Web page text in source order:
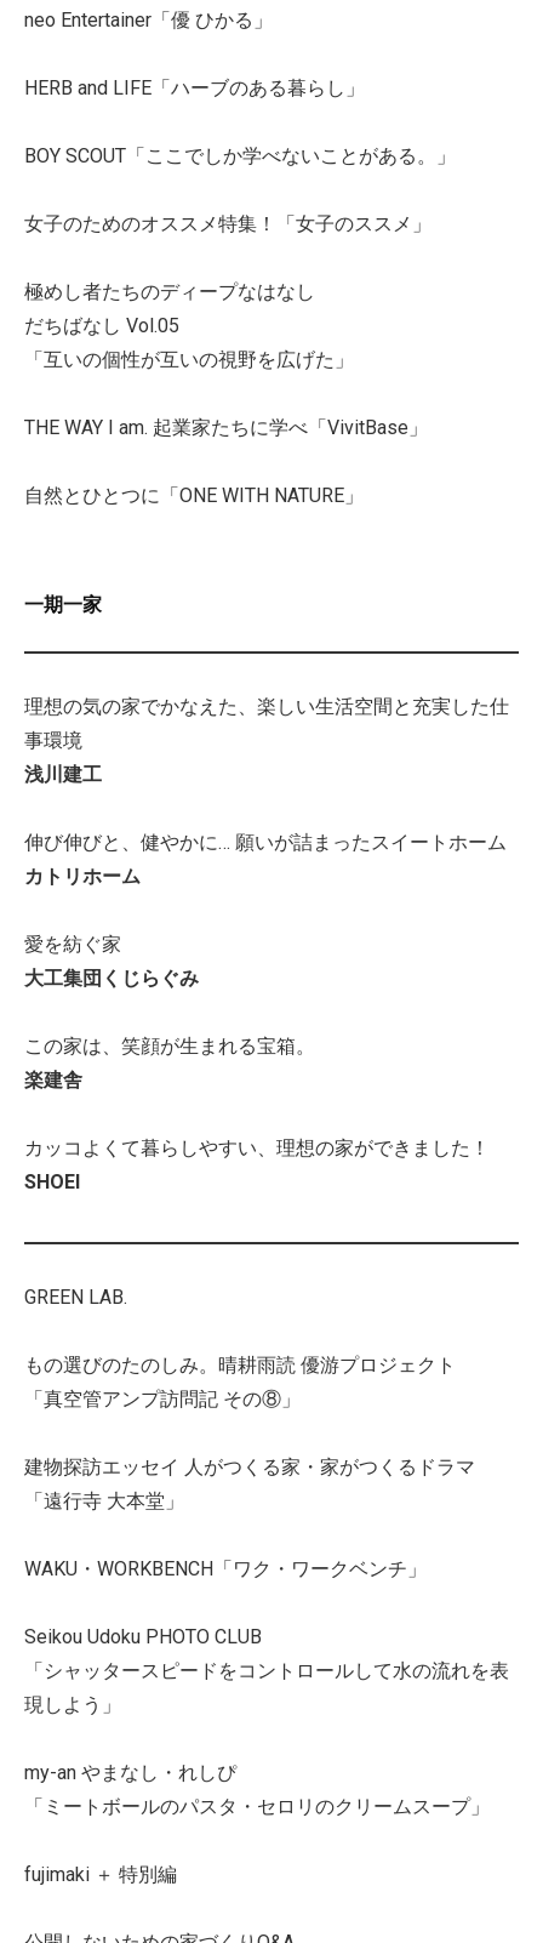
neo Entertainer「優 ひかる」
HERB and LIFE「ハーブのある暮らし」
BOY SCOUT「ここでしか学べないことがある。」
女子のためのオススメ特集！「女子のススメ」
極めし者たちのディープなはなし
だちばなし Vol.05
「互いの個性が互いの視野を広げた」
THE WAY I am. 起業家たちに学べ「VivitBase」
自然とひとつに「ONE WITH NATURE」
一期一家
理想の気の家でかなえた、楽しい生活空間と充実した仕
事環境
浅川建工
伸び伸びと、健やかに… 願いが詰まったスイートホーム
カトリホーム
愛を紡ぐ家
大工集団くじらぐみ
この家は、笑顔が生まれる宝箱。
楽建舎
カッコよくて暮らしやすい、理想の家ができました！
SHOEI
GREEN LAB.
もの選びのたのしみ。晴耕雨読 優游プロジェクト
「真空管アンプ訪問記 その⑧」
建物探訪エッセイ 人がつくる家・家がつくるドラマ
「遠行寺 大本堂」
WAKU・WORKBENCH「ワク・ワークベンチ」
Seikou Udoku PHOTO CLUB
「シャッタースピードをコントロールして水の流れを表
現しよう」
my-an やまなし・れしぴ
「ミートボールのパスタ・セロリのクリームスープ」
fujimaki ＋ 特別編